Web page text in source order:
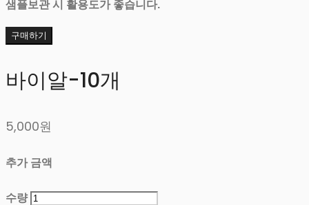
샘플보관 시 활용도가 좋습니다.
구매하기
바이알-10개
5,000원
추가 금액
수량